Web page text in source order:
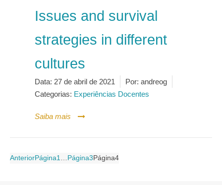
Issues and survival
strategies in different
cultures
Data: 27 de abril de 2021 Por: andreog
Categorias: Experiências Docentes
Saiba mais
Paginação
AnteriorPágina1… Página3 Página4